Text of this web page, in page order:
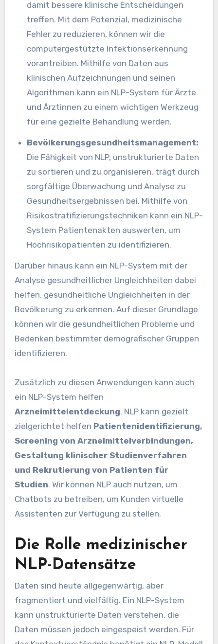
damit bessere klinische Entscheidungen
treffen. Mit dem Potenzial, medizinische
Fehler zu reduzieren, können wir die
computergestützte Infektionserkennung
vorantreiben. Mithilfe von Daten aus
klinischen Aufzeichnungen und seinen
Algorithmen kann ein NLP-System für Ärzte
und Ärztinnen zu einem wichtigen Werkzeug
für eine gezielte Behandlung werden.
Bevölkerungsgesundheitsmanagement:
Die Fähigkeit von NLP, unstrukturierte Daten
zu sortieren und zu organisieren, trägt durch
sorgfältige Überwachung und Analyse zu
Gesundheitsergebnissen bei. Mithilfe von
Risikostratifizierungstechniken kann ein NLP-
System Patientenakten auswerten, um
Hochrisikopatienten zu identifizieren.
Darüber hinaus kann ein NLP-System mit der
Analyse gesundheitlicher Ungleichheiten dabei
helfen, gesundheitliche Ungleichheiten in der
Bevölkerung zu erkennen. Auf dieser Grundlage
können wir die gesundheitlichen Probleme und
Bedenken bestimmter demografischer Gruppen
identifizieren.
Zusätzlich zu diesen Anwendungen kann auch
ein NLP-System helfen
Arzneimittelentdeckung. NLP kann gezielt
zielgerichtet helfen Patientenidentifizierung,
Screening von Arzneimittelverbindungen,
Gestaltung klinischer Studienverfahren
und Rekrutierung von Patienten für
Studien. Wir können NLP auch nutzen, um
Chatbots zu betreiben, um Kunden virtuelle
Assistenten zur Verfügung zu stellen.
Die Rolle medizinischer
NLP-Datensätze
Daten sind heute allgegenwärtig, aber
fragmentiert und vielfältig. Ein NLP-System
kann unstrukturierte Daten verstehen, die
Daten müssen jedoch eingespeist werden. Für